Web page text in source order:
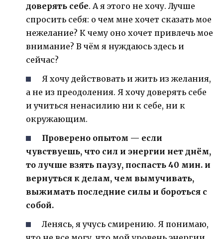
доверять себе. А я этого не хочу. Лучше
спросить себя: о чем мне хочет сказать мое
нежелание? К чему оно хочет привлечь мое
внимание? В чём я нуждаюсь здесь и
сейчас?
Я хочу действовать и жить из желания,
а не из преодоления. Я хочу доверять себе
и учиться ненасилию ни к себе, ни к
окружающим.
Проверено опытом — если
чувствуешь, что сил и энергии нет днём,
то лучше взять паузу, поспасть 40 мин. и
вернуться к делам, чем вымучивать,
выжимать последние силы и бороться с
собой.
Ленясь, я учусь смирению. Я понимаю,